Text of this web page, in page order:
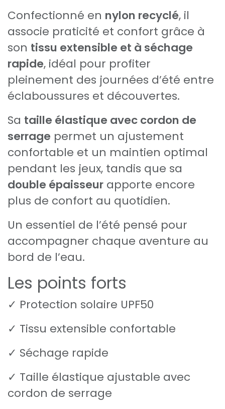
Confectionné en nylon recyclé, il
associe praticité et confort grâce à
son tissu extensible et à séchage
rapide, idéal pour profiter
pleinement des journées d’été entre
éclaboussures et découvertes.
Sa taille élastique avec cordon de
serrage permet un ajustement
confortable et un maintien optimal
pendant les jeux, tandis que sa
double épaisseur apporte encore
plus de confort au quotidien.
Un essentiel de l’été pensé pour
accompagner chaque aventure au
bord de l’eau.
Les points forts
✓ Protection solaire UPF50
✓ Tissu extensible confortable
✓ Séchage rapide
✓ Taille élastique ajustable avec
cordon de serrage